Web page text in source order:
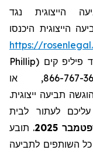
הייצוגית נגד
הייצוגית היכנסו
https://
פיליפ קים (Phillip
), במספר החינמי 866-767-3653, או
תביעה ייצוגית.
לעתור לבית
2025
. תובע
השותפים לתביעה